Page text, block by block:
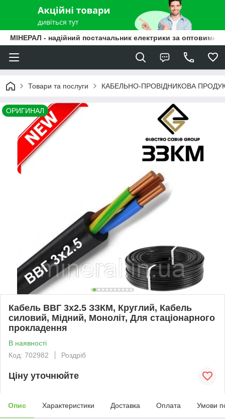
МІНЕРАЛ - надійний постачальник електрики за оптовими
Товари та послуги КАБЕЛЬНО-ПРОВІДНИКОВА
ОРИГИНАЛ
Кабель ВВГ 3х2.5 ЗЗКМ, Круглий, Кабель
силовий, Мідний, Моноліт, Для стаціонарного
прокладення
В наявності
Код: 702982
Роздріб
Ціну уточнюйте
Опис Характеристики Доставка Оплата Умови